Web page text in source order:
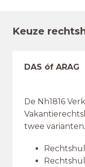
Keuze
DAS óf ARAG
De Nh1816
twee varianten.